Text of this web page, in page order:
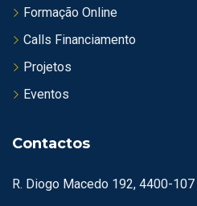
Formação Online
Calls Financiamento
Projetos
Eventos
Contactos
R. Diogo Macedo 192, 4400-107